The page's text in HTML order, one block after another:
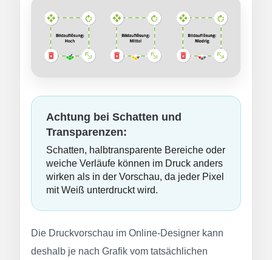
Achtung bei Schatten und
Transparenzen:
Schatten, halbtransparente Bereiche oder
weiche Verläufe können im Druck anders
wirken als in der Vorschau, da jeder Pixel
mit Weiß unterdruckt wird.
Die Druckvorschau im Online-Designer kann
deshalb je nach Grafik vom tatsächlichen